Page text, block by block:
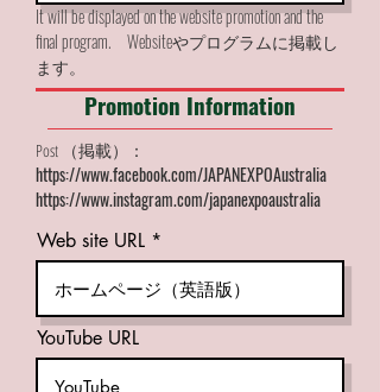
It will be displayed on the website promotion and the
final program. Websiteやプログラムに掲載し
ます。
Promotion Information
Post （掲載）：
https://www.facebook.com/JAPANEXPOAustralia
https://www.instagram.com/japanexpoaustralia
Web site URL
YouTube URL